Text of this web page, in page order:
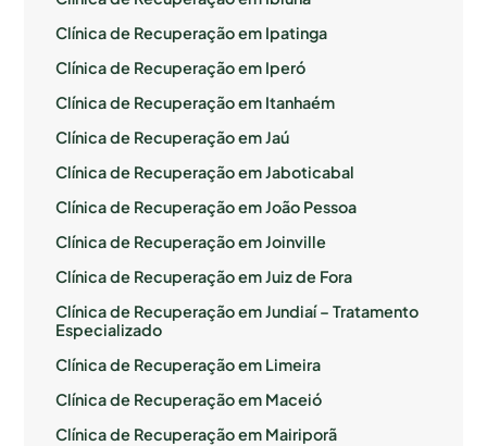
Clínica de Recuperação em Ipatinga
Clínica de Recuperação em Iperó
Clínica de Recuperação em Itanhaém
Clínica de Recuperação em Jaú
Clínica de Recuperação em Jaboticabal
Clínica de Recuperação em João Pessoa
Clínica de Recuperação em Joinville
Clínica de Recuperação em Juiz de Fora
Clínica de Recuperação em Jundiaí – Tratamento
Especializado
Clínica de Recuperação em Limeira
Clínica de Recuperação em Maceió
Clínica de Recuperação em Mairiporã